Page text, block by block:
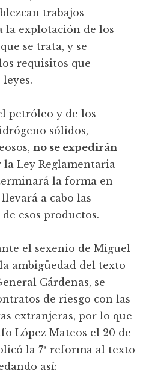
trabajos
la explotación de los
se trata, y se
requisitos que
petróleo y de los
sólidos,
no se expedirán
la Ley Reglamentaria
la forma en
a cabo las
esos productos.
el sexenio de Miguel
ambigüedad del texto
Cárdenas, se
de riesgo con las
extranjeras, por lo que
López Mateos el 20 de
la 7ª reforma al texto
así: